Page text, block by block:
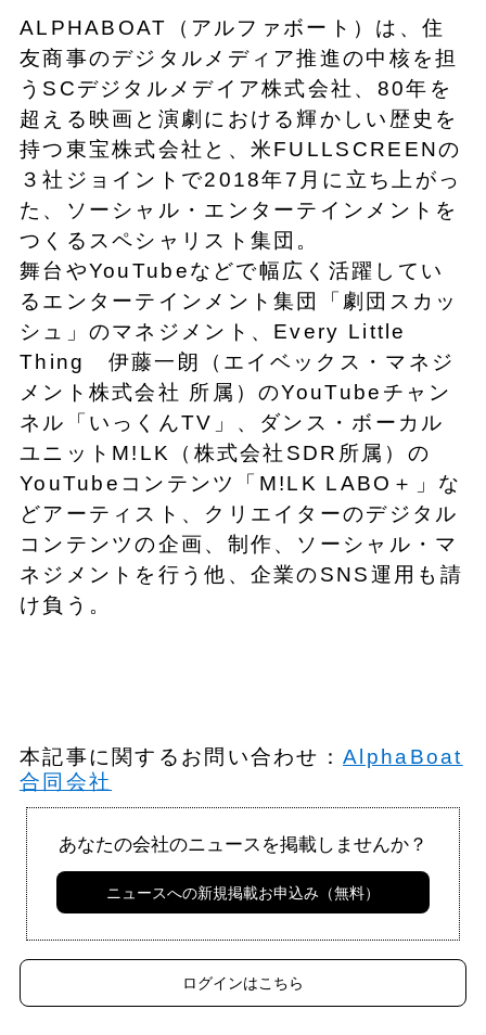
ALPHABOAT（アルファボート）は、住
友商事のデジタルメディア推進の中核を担
うSCデジタルメデイア株式会社、80年を
超える映画と演劇における輝かしい歴史を
持つ東宝株式会社と、米FULLSCREENの
３社ジョイントで2018年7月に立ち上がっ
た、ソーシャル・エンターテインメントを
つくるスペシャリスト集団。
舞台やYouTubeなどで幅広く活躍してい
るエンターテインメント集団「劇団スカッ
シュ」のマネジメント、Every Little
Thing 伊藤一朗（エイベックス・マネジ
メント株式会社 所属）のYouTubeチャン
ネル「いっくんTV」、ダンス・ボーカル
ユニットM!LK（株式会社SDR所属）の
YouTubeコンテンツ「M!LK LABO＋」な
どアーティスト、クリエイターのデジタル
コンテンツの企画、制作、ソーシャル・マ
ネジメントを行う他、企業のSNS運用も請
け負う。
本記事に関するお問い合わせ：AlphaBoat
合同会社
あなたの会社のニュースを掲載しませんか？
ニュースへの新規掲載お申込み（無料）
ログインはこちら